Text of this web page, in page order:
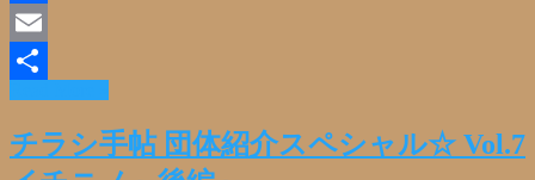
Facebook
Email
共
有
チラシ手帖 団体紹介スペシャル☆ Vol.7